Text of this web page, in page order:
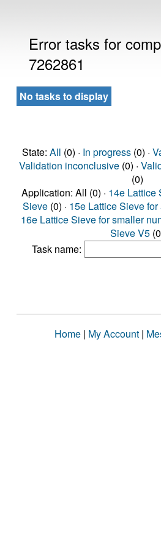
Error tasks for
7262861
No tasks to display
State: All (0) · In progress(0) ·
Validation inconclusive(0) ·
(0)
Application: All (0) · 14e Lattice
Sieve (0) · 15e Lattice Sieve
16e Lattice Sieve for smaller
Sieve V5
Task name:
Home | My Account |